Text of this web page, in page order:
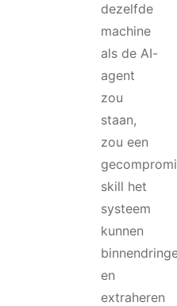
dezelfde
machine
als de AI-
agent
zou
staan,
zou een
skill het
systeem
kunnen
en
extraheren